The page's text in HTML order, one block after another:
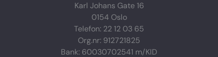
Karl Johans Gate 16
0154 Oslo
Telefon: 22 12 03 65
Org.nr: 912721825
Bank: 60030702541 m/KID